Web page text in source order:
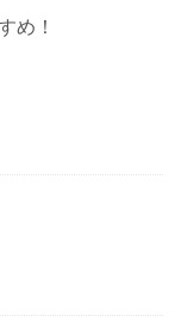
め！